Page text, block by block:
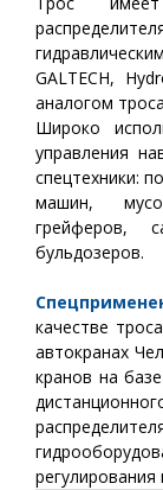
GALTECH,
аналогом
Широко
управления
спецтехники:
машин,
грейферов,
бульдозеров.
качестве
автокранах
кранов на